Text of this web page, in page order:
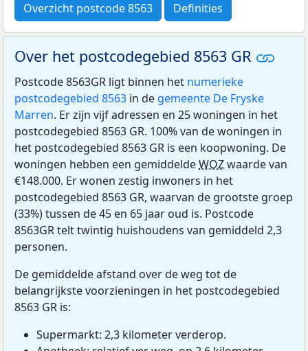
Overzicht postcode 8563 Definities
Over het postcodegebied 8563 GR
Postcode 8563GR ligt binnen het numerieke
postcodegebied 8563 in de gemeente De Fryske
Marren. Er zijn vijf adressen en 25 woningen in het
postcodegebied 8563 GR. 100% van de woningen in
het postcodegebied 8563 GR is een koopwoning. De
woningen hebben een gemiddeldeWOZwaarde van
€148.000. Er wonen zestig inwoners in het
postcodegebied 8563 GR, waarvan de grootste groep
(33%) tussen de 45 en 65 jaar oud is. Postcode
8563GR telt twintig huishoudens van gemiddeld 2,3
personen.
De gemiddelde afstand over de weg tot de
belangrijkste voorzieningen in het postcodegebied
8563 GR is:
Supermarkt: 2,3 kilometer verderop.